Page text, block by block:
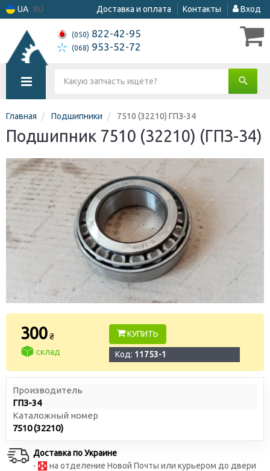
UA RU Доставка и оплата Контакты Вход
(050) 822-42-95
(068) 953-52-72
Главная Подшипники 7510 (32210) ГПЗ-34
Подшипник 7510 (32210) (ГПЗ-34)
300₴
склад
КУПИТЬ
Код: 11753-1
Производитель
ГПЗ-34
Каталожный номер
7510 (32210)
Доставка по Украине
-
на отделение Новой Почты или курьером до двери